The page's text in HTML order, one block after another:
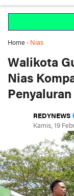
Home › Nias
Walikota
Nias
REDYNEWS
Kamis, 19